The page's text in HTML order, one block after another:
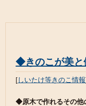
◆きのこが美と
[しいたけ等きのこ情報
◆原木で作れるその他